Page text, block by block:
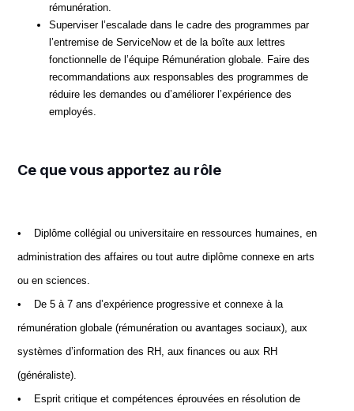
rémunération.
Superviser l’escalade dans le cadre des programmes par
l’entremise de ServiceNow et de la boîte aux lettres
fonctionnelle de l’équipe Rémunération globale. Faire des
recommandations aux responsables des programmes de
réduire les demandes ou d’améliorer l’expérience des
employés.
Ce que vous apportez au rôle
• Diplôme collégial ou universitaire en ressources humaines, en
administration des affaires ou tout autre diplôme connexe en arts
ou en sciences.
• De 5 à 7 ans d’expérience progressive et connexe à la
rémunération globale (rémunération ou avantages sociaux), aux
systèmes d’information des RH, aux finances ou aux RH
(généraliste).
• Esprit critique et compétences éprouvées en résolution de